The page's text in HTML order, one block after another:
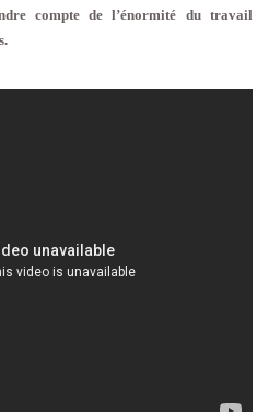
compte de l’énormité du travail